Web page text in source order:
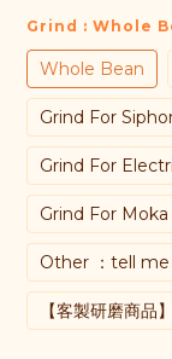
Grind : Whole
Whole Bean
Grind For
Grind For
Grind For
Other ：tell
【客製研磨商品